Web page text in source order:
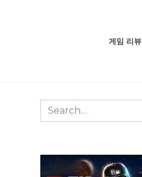
게임 리뷰
Search
for: